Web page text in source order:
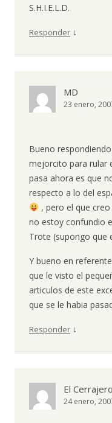
S.H.I.E.L.D.
Responder ↓
MD
23 enero,
Bueno
mejorcito para rular
pasa ahora es que
respecto a lo del
, pero el que
no estoy confundio
Trote (supongo que
Y bueno en
que le visto el
articulos de este
que se le habia
Responder ↓
El Cerrajero
24 enero,